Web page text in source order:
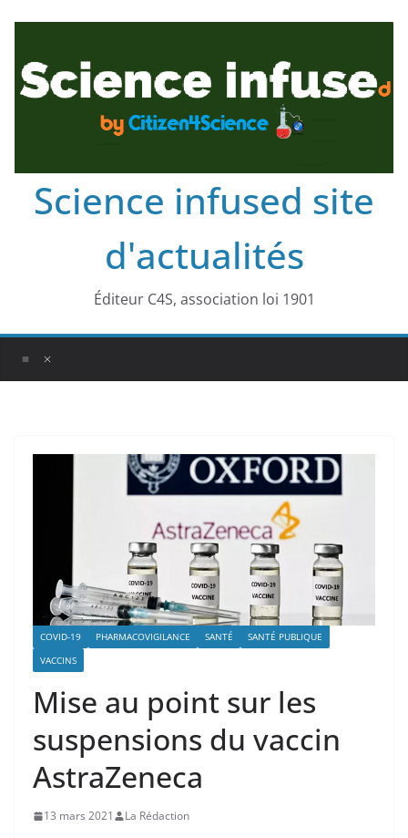
Science infused site
d'actualités
Éditeur C4S, association loi 1901
COVID-19 PHARMACOVIGILANCE SANTÉ
SANTÉ PUBLIQUE
VACCINS
Mise au point sur les
suspensions du vaccin
AstraZeneca
13 mars 2021 La Rédaction